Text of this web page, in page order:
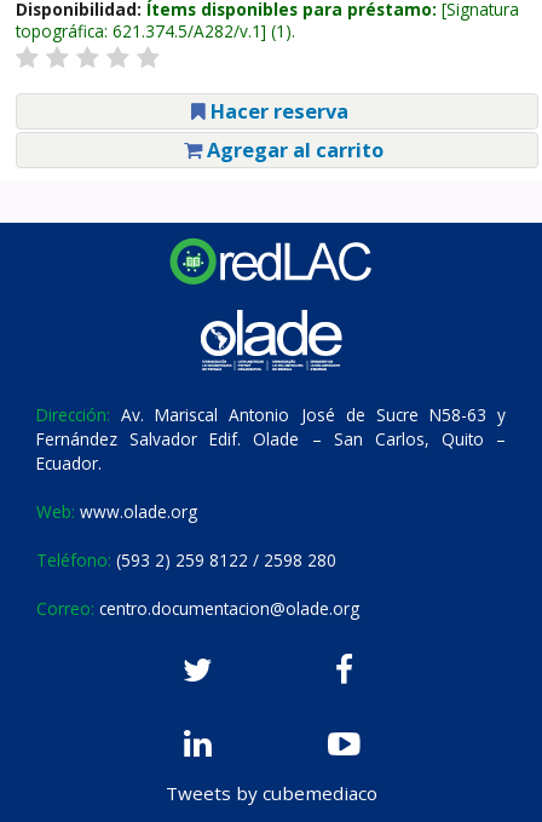
Disponibilidad: Ítems disponibles para préstamo: Signatura
topográfica: 621.374.5/A282/v.1 (1).
Hacer reserva
Agregar al carrito
Dirección: Av. Mariscal Antonio José de Sucre N58-63 y
Fernández Salvador Edif. Olade – San Carlos, Quito –
Ecuador.
Web: www.olade.org
Teléfono: (593 2) 259 8122 / 2598 280
Correo: centro.documentacion@olade.org
Tweets by cubemediaco